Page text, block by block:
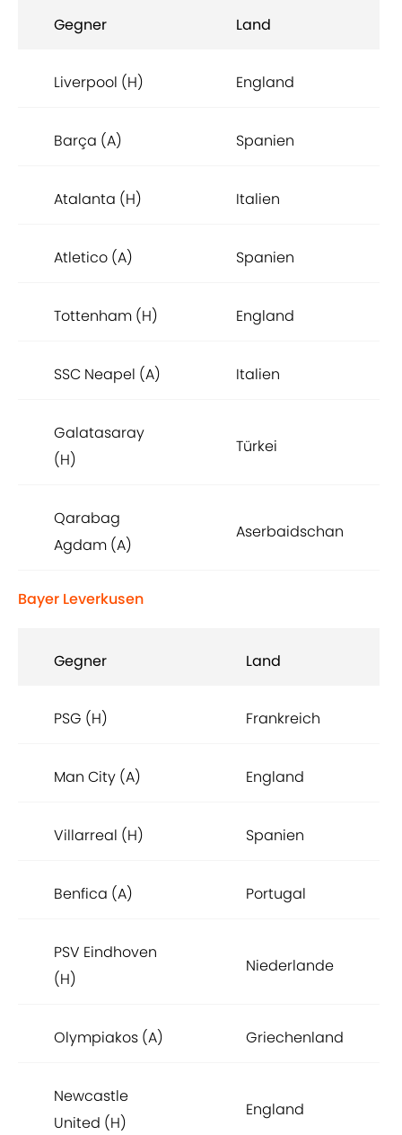
Gegner Land
Liverpool (H) England
Barça (A) Spanien
Atalanta (H) Italien
Atletico (A) Spanien
Tottenham (H) England
SSC Neapel (A) Italien
Galatasaray
(H)
Türkei
Qarabag
Agdam (A)
Aserbaidschan
Bayer Leverkusen
Gegner Land
PSG (H) Frankreich
Man City (A) England
Villarreal (H) Spanien
Benfica (A) Portugal
PSV Eindhoven
(H)
Niederlande
Olympiakos (A) Griechenland
Newcastle
United (H)
England